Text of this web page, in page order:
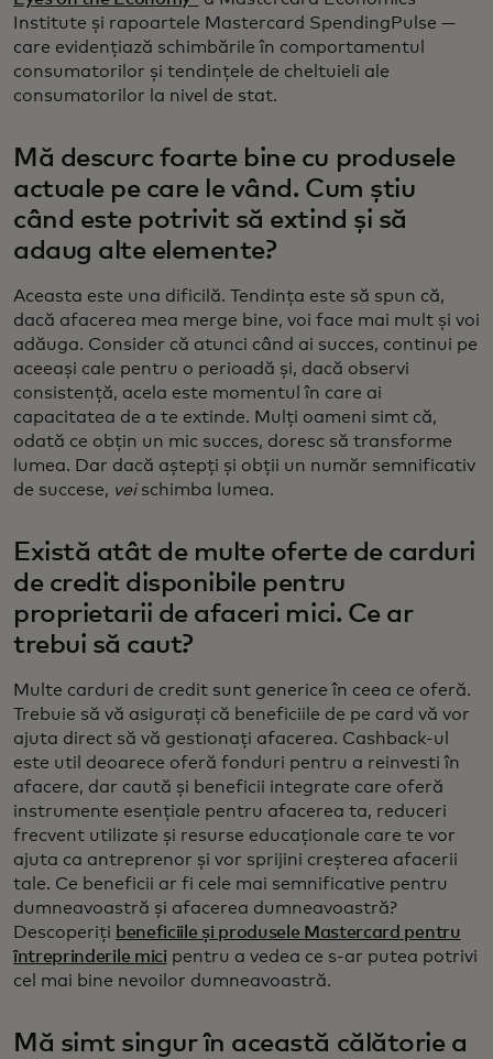
Institute și rapoartele Mastercard SpendingPulse —
care evidențiază schimbările în comportamentul
consumatorilor și tendințele de cheltuieli ale
consumatorilor la nivel de stat.
Mă descurc foarte bine cu produsele
actuale pe care le vând. Cum știu
când este potrivit să extind și să
adaug alte elemente?
Aceasta este una dificilă. Tendința este să spun că,
dacă afacerea mea merge bine, voi face mai mult și voi
adăuga. Consider că atunci când ai succes, continui pe
aceeași cale pentru o perioadă și, dacă observi
consistență, acela este momentul în care ai
capacitatea de a te extinde. Mulți oameni simt că,
odată ce obțin un mic succes, doresc să transforme
lumea. Dar dacă aștepți și obții un număr semnificativ
de succese, veischimba lumea.
Există atât de multe oferte de carduri
de credit disponibile pentru
proprietarii de afaceri mici. Ce ar
trebui să caut?
Multe carduri de credit sunt generice în ceea ce oferă.
Trebuie să vă asigurați că beneficiile de pe card vă vor
ajuta direct să vă gestionați afacerea. Cashback-ul
este util deoarece oferă fonduri pentru a reinvesti în
afacere, dar caută și beneficii integrate care oferă
instrumente esențiale pentru afacerea ta, reduceri
frecvent utilizate și resurse educaționale care te vor
ajuta ca antreprenor și vor sprijini creșterea afacerii
tale. Ce beneficii ar fi cele mai semnificative pentru
dumneavoastră și afacerea dumneavoastră?
Descoperiți beneficiile și produsele Mastercard pentru
întreprinderile mici pentru a vedea ce s-ar putea potrivi
cel mai bine nevoilor dumneavoastră.
Mă simt singur în această călătorie a